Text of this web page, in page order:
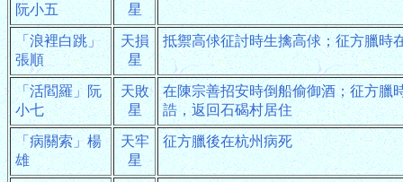
阮小五
星
「浪裡白跳」
張順
天損
星
抵禦高俅征討時生擒高俅；征方臘時
「活閻羅」阮
小七
天敗
星
在陳宗善招安時倒船偷御酒；征方臘
誥，返回石碣村居住
「病關索」楊
雄
天牢
星
征方臘後在杭州病死